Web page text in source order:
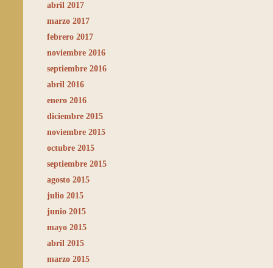
abril 2017
marzo 2017
febrero 2017
noviembre 2016
septiembre 2016
abril 2016
enero 2016
diciembre 2015
noviembre 2015
octubre 2015
septiembre 2015
agosto 2015
julio 2015
junio 2015
mayo 2015
abril 2015
marzo 2015